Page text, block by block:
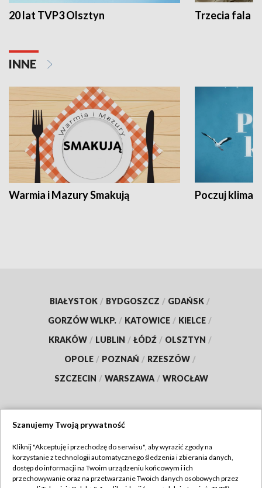
20 lat TVP3 Olsztyn Trzecia fala -
INNE
Warmia i Mazury Smakują Poczuj klimat
BIAŁYSTOK / BYDGOSZCZ / GDAŃSK /
GORZÓW WLKP. / KATOWICE / KIELCE /
KRAKÓW / LUBLIN / ŁÓDŹ / OLSZTYN /
OPOLE / POZNAŃ / RZESZÓW /
SZCZECIN / WARSZAWA / WROCŁAW
TVP
Abonament TVP
Regulamin TVP
Szanujemy Twoją prywatność
Kliknij "Akceptuję i przechodzę do serwisu", aby wyrazić zgody na
korzystanie z technologii automatycznego śledzenia i zbierania danych,
dostęp do informacji na Twoim urządzeniu końcowym i ich
przechowywanie oraz na przetwarzanie Twoich danych osobowych przez